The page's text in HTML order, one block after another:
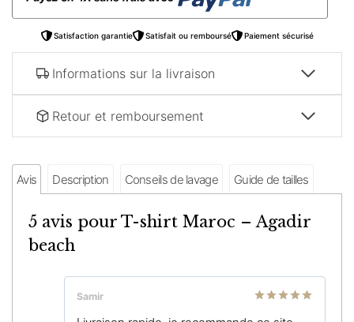
beach
Satisfaction garantie Satisfait ou remboursé Paiement sécurisé
Informations sur la livraison
Retour et remboursement
Avis Description Conseils de lavage Guide de tailles
5 avis pour T-shirt Maroc – Agadir
beach
Samir